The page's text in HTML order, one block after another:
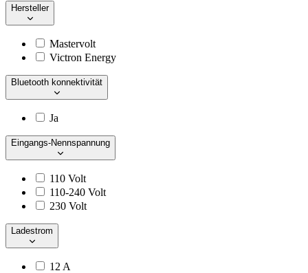
Hersteller
Mastervolt
Victron Energy
Bluetooth konnektivität
Ja
Eingangs-Nennspannung
110 Volt
110-240 Volt
230 Volt
Ladestrom
12 A